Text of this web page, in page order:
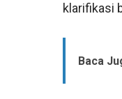
klarifikasi
Baca